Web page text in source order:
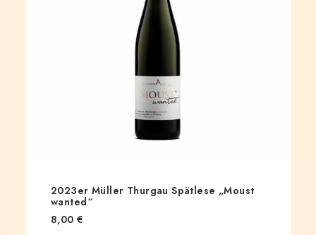
2023er Müller Thurgau Spätlese „Moust
wanted“
8,00€